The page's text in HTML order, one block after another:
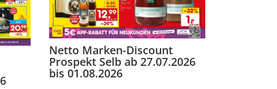
Netto Marken-Discount
Prospekt Selb ab 27.07.2026
bis 01.08.2026